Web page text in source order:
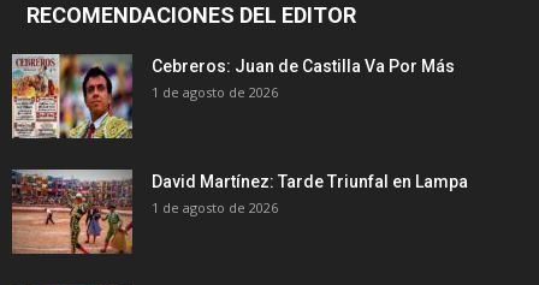
RECOMENDACIONES DEL EDITOR
Cebreros: Juan de Castilla Va Por Más
1 de agosto de 2026
David Martínez: Tarde Triunfal en Lampa
1 de agosto de 2026